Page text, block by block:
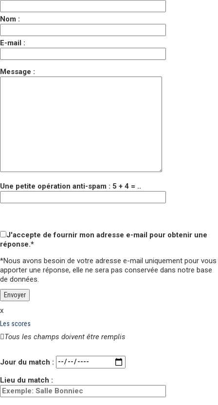
Nom :
E-mail :
Message :
Une petite opération anti-spam : 5 + 4 = ..
J'accepte de fournir mon adresse e-mail pour obtenir une
réponse.*
*Nous avons besoin de votre adresse e-mail uniquement pour vous
apporter une réponse, elle ne sera pas conservée dans notre base
de données.
x
Les scores
Tous les champs doivent être remplis
Jour du match :
Lieu du match :